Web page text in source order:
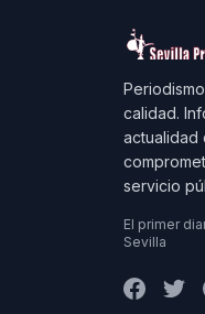
calidad.
actualidad
servicio
El primer
Sevilla